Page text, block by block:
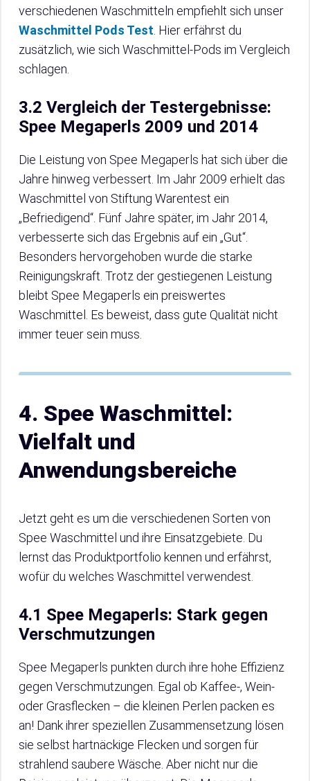
verschiedenen Waschmitteln empfiehlt sich unser
Waschmittel Pods Test . Hier erfährst du
zusätzlich, wie sich Waschmittel-Pods im Vergleich
schlagen.
3.2 Vergleich der Testergebnisse:
Spee Megaperls 2009 und 2014
Die Leistung von Spee Megaperls hat sich über die
Jahre hinweg verbessert. Im Jahr 2009 erhielt das
Waschmittel von Stiftung Warentest ein
„Befriedigend“. Fünf Jahre später, im Jahr 2014,
verbesserte sich das Ergebnis auf ein „Gut“.
Besonders hervorgehoben wurde die starke
Reinigungskraft. Trotz der gestiegenen Leistung
bleibt Spee Megaperls ein preiswertes
Waschmittel. Es beweist, dass gute Qualität nicht
immer teuer sein muss.
4. Spee Waschmittel:
Vielfalt und
Anwendungsbereiche
Jetzt geht es um die verschiedenen Sorten von
Spee Waschmittel und ihre Einsatzgebiete. Du
lernst das Produktportfolio kennen und erfährst,
wofür du welches Waschmittel verwendest.
4.1 Spee Megaperls: Stark gegen
Verschmutzungen
Spee Megaperls punkten durch ihre hohe Effizienz
gegen Verschmutzungen. Egal ob Kaffee-, Wein-
oder Grasflecken – die kleinen Perlen packen es
an! Dank ihrer speziellen Zusammensetzung lösen
sie selbst hartnäckige Flecken und sorgen für
strahlend saubere Wäsche. Aber nicht nur die